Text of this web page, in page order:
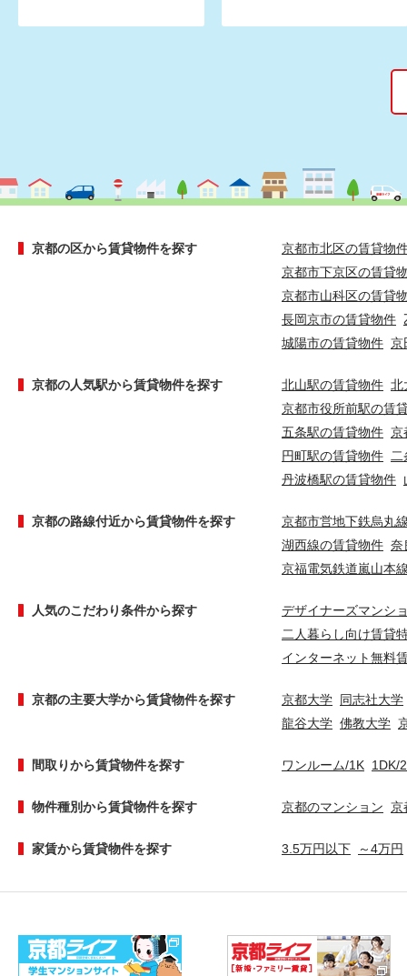
京都の区から賃貸物件を探す
京都市北区の賃貸物
京都市下京区の賃貸
京都市山科区の賃貸
長岡京市の賃貸物件
城陽市の賃貸物件 京
京都の人気駅から賃貸物件を探す 北山駅の賃貸物件 北
京都市役所前駅の賃
五条駅の賃貸物件 京
円町駅の賃貸物件
丹波橋駅の賃貸物件
京都の路線付近から賃貸物件を探す
京都市営地下鉄烏丸
湖西線の賃貸物件 奈
京福電気鉄道嵐山本
人気のこだわり条件から探す
デザイナーズマンシ
二人暮らし向け賃貸
インターネット無料
京都の主要大学から賃貸物件を探す 京都大学 同志社大学
龍谷大学 佛教大学
間取りから賃貸物件を探す ワンルーム/1K 1DK/
物件種別から賃貸物件を探す 京都のマンション 京
家賃から賃貸物件を探す 3.5万円以下 ～4万円